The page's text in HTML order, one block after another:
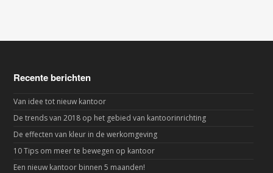
Recente berichten
Van idee tot nieuw kantoor
De trends van 2018 op het gebied van kantoorinrichting
De effecten van kleur in de werkomgeving
10 Tips om meer te bewegen op kantoor
Een nieuw kantoor binnen 5 maanden!